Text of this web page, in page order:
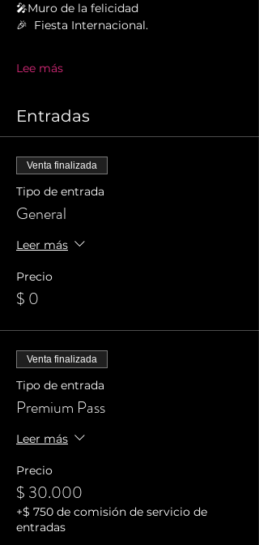
🎤Muro de la felicidad
🎉  Fiesta Internacional.
Lee más
Entradas
Venta finalizada
Tipo de entrada
General
Leer más
Precio
$ 0
Venta finalizada
Tipo de entrada
Premium Pass
Leer más
Precio
$ 30.000
+$ 750 de comisión de servicio de
entradas